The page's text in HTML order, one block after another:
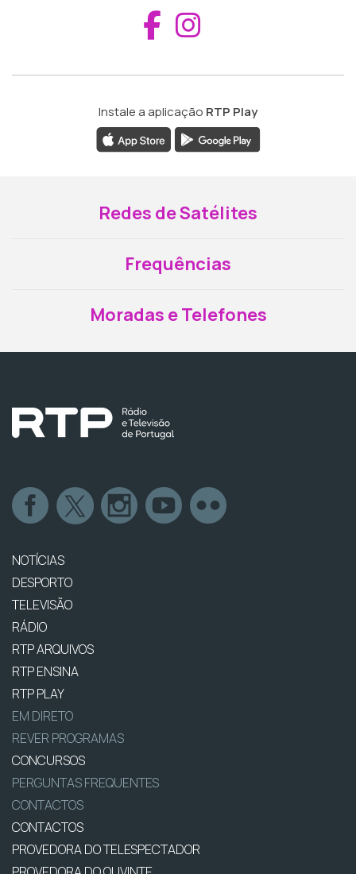
Aceder ao
Instale a aplicação RTP Play
Redes de Satélites
Frequências
Moradas e Telefones
NOTÍCIAS
DESPORTO
TELEVISÃO
RÁDIO
RTP ARQUIVOS
RTP ENSINA
RTP PLAY
EM DIRETO
REVER PROGRAMAS
CONCURSOS
PERGUNTAS FREQUENTES
CONTACTOS
CONTACTOS
PROVEDORA DO TELESPECTADOR